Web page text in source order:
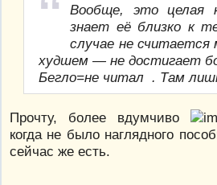
Вообще, это целая
знает её близко к
случае не
худшем — не достигает
Бегло=не читал . Там
Прочту, более вдумчиво
когда не было наглядного
сейчас же есть.